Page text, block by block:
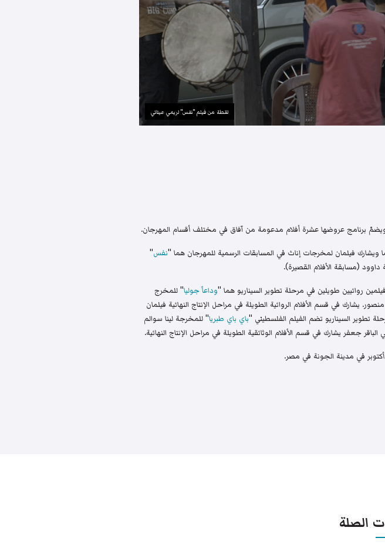
لقطة من فيلم "نفس" لريمي عيتاني
ويشارك فيلمان لمخرجات إناث في المسابقات الرسمية للمهرجان هما "نفس"
داوود (مسابقة الأفلام القصيرة).
روائيين طويلين في مرحلة تطوير السيناريو هما "وداعاً جوليا" للمخرج
يشارك في قسم الأفلام الروائية الطويلة في مراحل الإنتاج النهائية فيلمان
تطوير السيناريو تضم الفيلم الفلسطيني "باي باي طبريا" للمخرجة لينا سوالم
جعفر يشارك في قسم الأفلام الوثائقية الطويلة في مراحل الإنتاج النهائية.
الصلة